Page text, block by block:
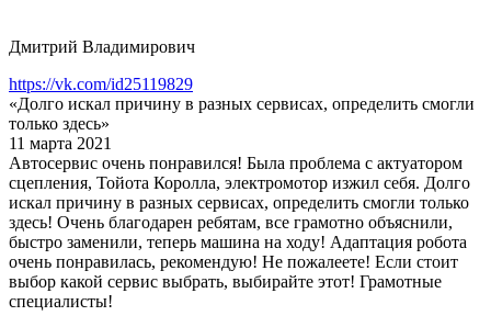
Дмитрий Владимирович
https://vk.com/id25119829
«Долго искал причину в разных сервисах, определить смогли
только здесь»
11 марта 2021
Автосервис очень понравился! Была проблема с актуатором
сцепления, Тойота Королла, электромотор изжил себя. Долго
искал причину в разных сервисах, определить смогли только
здесь! Очень благодарен ребятам, все грамотно объяснили,
быстро заменили, теперь машина на ходу! Адаптация робота
очень понравилась, рекомендую! Не пожалеете! Если стоит
выбор какой сервис выбрать, выбирайте этот! Грамотные
специалисты!